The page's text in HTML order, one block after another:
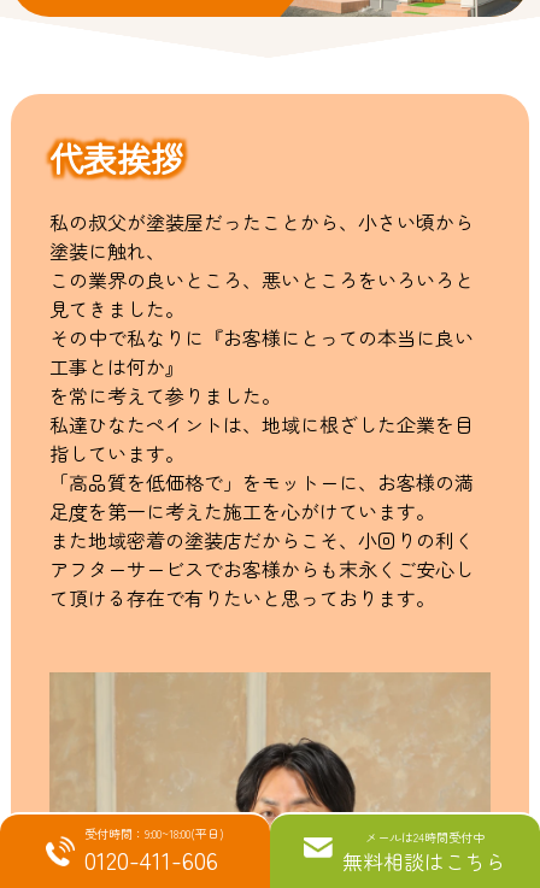
代表挨拶
私の叔父が塗装屋だったことから、小さい頃から
塗装に触れ、
この業界の良いところ、悪いところをいろいろと
見てきました。
その中で私なりに『お客様にとっての本当に良い
工事とは何か』
を常に考えて参りました。
私達ひなたペイントは、地域に根ざした企業を目
指しています。
「高品質を低価格で」をモットーに、お客様の満
足度を第一に考えた施工を心がけています。
また地域密着の塗装店だからこそ、小回りの利く
アフターサービスでお客様からも末永くご安心し
て頂ける存在で有りたいと思っております。
受付時間：9:00~18:00(平日)
0120-411-606
メールは24時間受付中
無料相談はこちら